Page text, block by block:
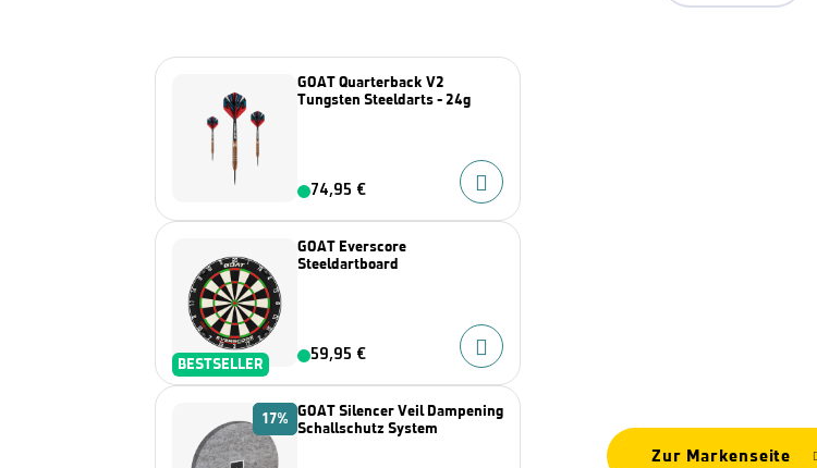
GOAT Quarterback V2
Tungsten Steeldarts - 24g
74,95 €
BESTSELLER
GOAT Everscore
Steeldartboard
59,95 €
17% GOAT Silencer Veil Dampening
Schallschutz System
Zur Markenseite